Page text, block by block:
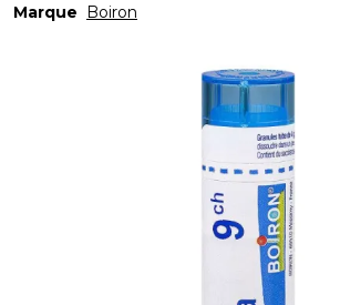
Marque Boiron